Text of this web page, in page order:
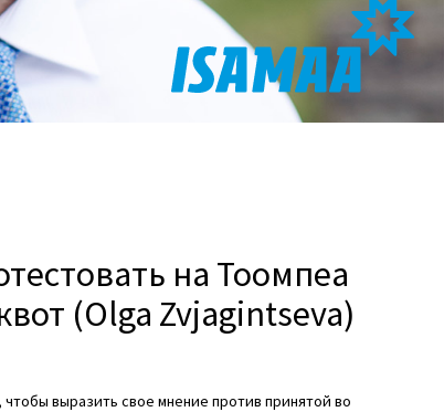
на Тоомпеа
(Olga Zvjagintseva)
выразить свое мнение против принятой во